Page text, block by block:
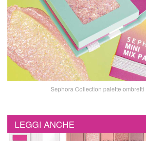
Sephora Collection palette ombretti
LEGGI ANCHE